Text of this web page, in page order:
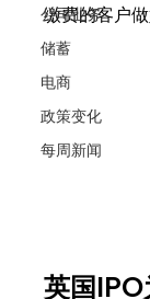
公司业务
储蓄
电商
政策变化
每周新闻
缴费的客户做
英国IPO